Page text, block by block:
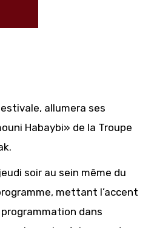
allumera ses
Habaybi» de la Troupe
soir au sein même du
mettant l’accent
dans